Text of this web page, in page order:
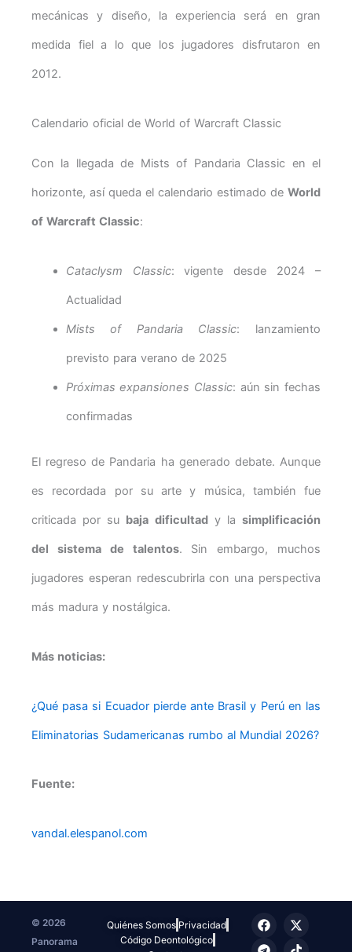
mecánicas y diseño, la experiencia será en gran
medida fiel a lo que los jugadores disfrutaron en
2012.
Calendario oficial de World of Warcraft Classic
Con la llegada de Mists of Pandaria Classic en el
horizonte, así queda el calendario estimado de World
of Warcraft Classic:
Cataclysm Classic: vigente desde 2024 –
Actualidad
Mists of Pandaria Classic: lanzamiento
previsto para verano de 2025
Próximas expansiones Classic: aún sin fechas
confirmadas
El regreso de Pandaria ha generado debate. Aunque
es recordada por su arte y música, también fue
criticada por su baja dificultad y lasimplificación
del sistema de talentos. Sin embargo, muchos
jugadores esperan redescubrirla con una perspectiva
más madura y nostálgica.
Más noticias:
¿Qué pasa si Ecuador pierde ante Brasil y Perú en las
Eliminatorias Sudamericanas rumbo al Mundial 2026?
Fuente:
vandal.elespanol.com
© 2026
Panorama
Quiénes Somos Privacidad
Código Deontológico
F
a
c
X
-
t
T
e
l
T
i
k